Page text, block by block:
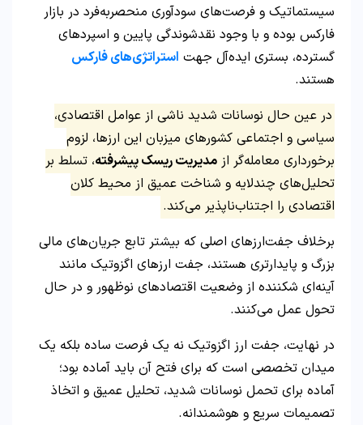
سیستماتیک و فرصت‌های سودآوری منحصربه‌فرد در بازار
فارکس بوده و با وجود نقدشوندگی پایین و اسپردهای
گسترده، بستری ایده‌آل جهت استراتژی‌های فارکس
هستند.
در عین حال نوسانات شدید ناشی از عوامل اقتصادی،
سیاسی و اجتماعی کشورهای میزبان این ارزها، لزوم
برخورداری معامله‌گر از مدیریت ریسک پیشرفته، تسلط بر
تحلیل‌های چندلایه و شناخت عمیق از محیط کلان
اقتصادی را اجتناب‌ناپذیر می‌کند.
برخلاف جفت‌ارزهای اصلی که بیشتر تابع جریان‌های مالی
بزرگ و پایدارتری هستند، جفت ارزهای اگزوتیک مانند
آینه‌ای شکننده از وضعیت اقتصادهای نوظهور و در حال
تحول عمل می‌کنند.
در نهایت، جفت ارز اگزوتیک نه یک فرصت ساده بلکه یک
میدان تخصصی است که برای فتح آن باید آماده بود؛
آماده برای تحمل نوسانات شدید، تحلیل عمیق و اتخاذ
تصمیمات سریع و هوشمندانه.